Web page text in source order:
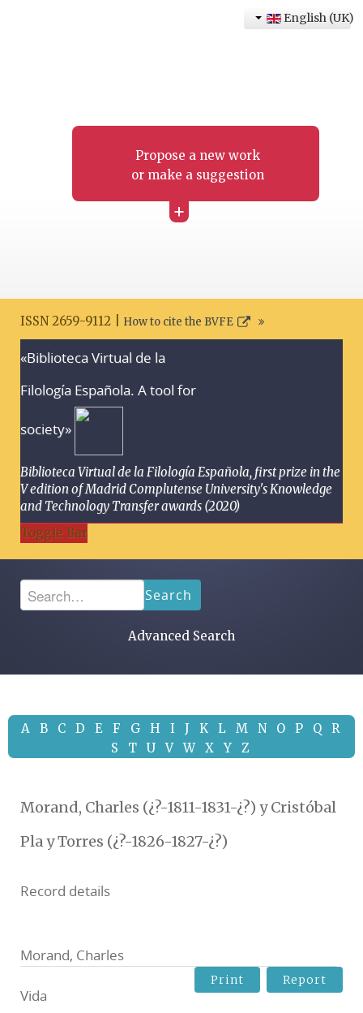
Propose a new work
or make a suggestion
+
English (UK)
ISSN 2659-9112 | How to cite the BVFE
«Biblioteca Virtual de la
Filología Española. A tool for
society»
Biblioteca Virtual de la Filología Española, first prize in the
V edition of Madrid Complutense University's Knowledge
and Technology Transfer awards (2020)
Toggle Bar
Search
Advanced Search
A B C D E F G H I J K L M N O P Q
R
S
T U V W X Y Z
Morand, Charles (¿?-1811-1831-¿?) y Cristóbal
Pla y Torres (¿?-1826-1827-¿?)
Record details
Morand, Charles
Vida
Print Report